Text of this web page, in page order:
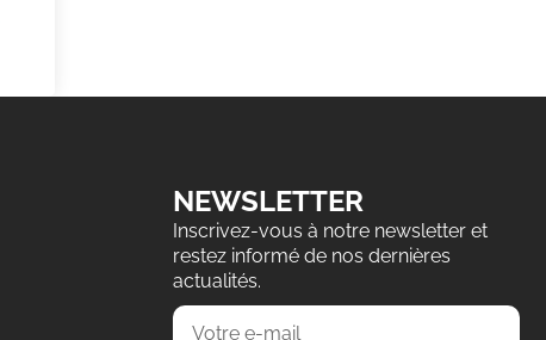
NEWSLETTER
Inscrivez-vous à notre newsletter et
restez informé de nos dernières
actualités.